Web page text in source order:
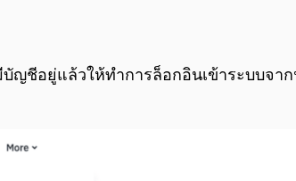
อยู่แล้วให้ทำการล็อกอินเข้าระบบจาก